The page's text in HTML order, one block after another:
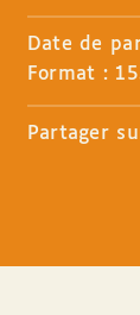
Date de
Format :
Partager